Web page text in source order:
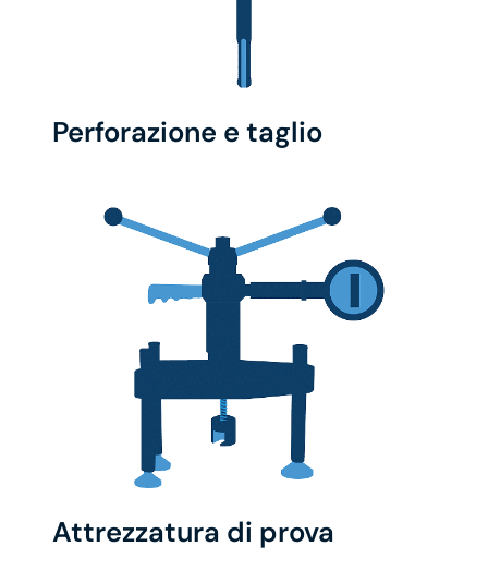
Perforazione e taglio
Attrezzatura di prova